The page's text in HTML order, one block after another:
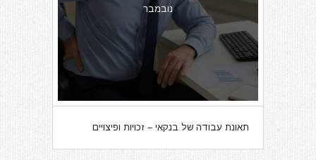
נובמבר
תאונת עבודה של בנקאי – זכויות ופיצויים